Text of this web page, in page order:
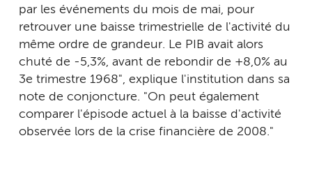
par les événements du mois de mai, pour
retrouver une baisse trimestrielle de l'activité du
même ordre de grandeur. Le PIB avait alors
chuté de -5,3%, avant de rebondir de +8,0% au
3e trimestre 1968", explique l'institution dans sa
note de conjoncture. "On peut également
comparer l'épisode actuel à la baisse d'activité
observée lors de la crise financière de 2008."